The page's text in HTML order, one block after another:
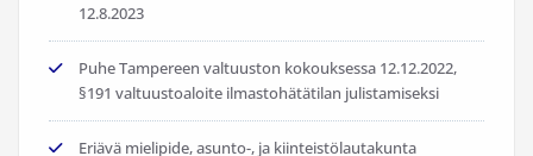
12.8.2023
Puhe Tampereen valtuuston kokouksessa 12.12.2022,
§191 valtuustoaloite ilmastohätätilan julistamiseksi
Eriävä mielipide, asunto-, ja kiinteistölautakunta